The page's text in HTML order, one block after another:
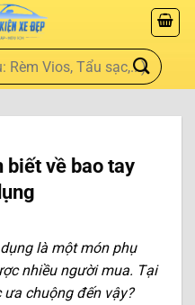
biết về bao tay
là một món phụ
nhiều người mua. Tại
chuộng đến vậy?